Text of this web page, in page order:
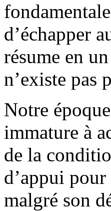
d’échapper
résume en
n’existe pas
Notre
immature à
de la
d’appui
malgré son